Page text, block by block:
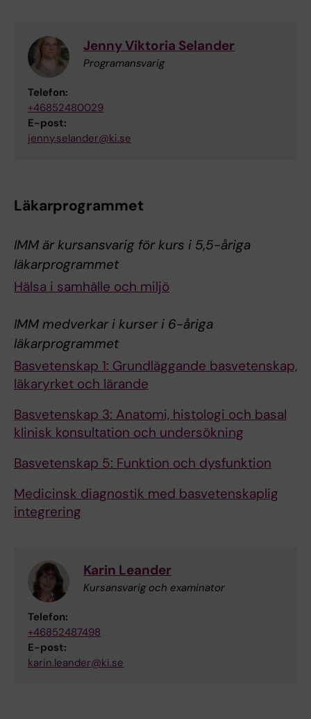
Jenny Viktoria Selander
Programansvarig
Telefon:
+46852480029
E-post:
jenny.selander@ki.se
Läkarprogrammet
IMM är kursansvarig för kurs i 5,5-åriga
läkarprogrammet
Hälsa i samhälle och miljö
IMM medverkar i kurser i 6-åriga
läkarprogrammet
Basvetenskap 1: Grundläggande basvetenskap,
läkaryrket och lärande
Basvetenskap 3: Anatomi, histologi och basal
klinisk konsultation och undersökning
Basvetenskap 5: Funktion och dysfunktion
Medicinsk diagnostik med basvetenskaplig
integrering
Karin Leander
Kursansvarig och examinator
Telefon:
+46852487498
E-post:
karin.leander@ki.se